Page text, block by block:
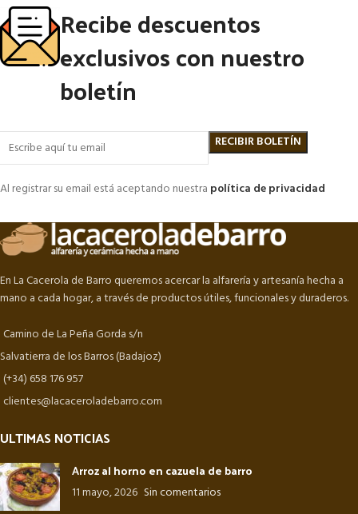
Recibe descuentos
exclusivos con nuestro
boletín
Al registrar su email está aceptando nuestra política de privacidad
En La Cacerola de Barro queremos acercar la alfarería y artesanía hecha a
mano a cada hogar, a través de productos útiles, funcionales y duraderos.
Camino de La Peña Gorda s/n
Salvatierra de los Barros (Badajoz)
(+34) 658 176 957
clientes@lacaceroladebarro.com
ULTIMAS NOTICIAS
Arroz al horno en cazuela de barro
11 mayo, 2026 Sin comentarios